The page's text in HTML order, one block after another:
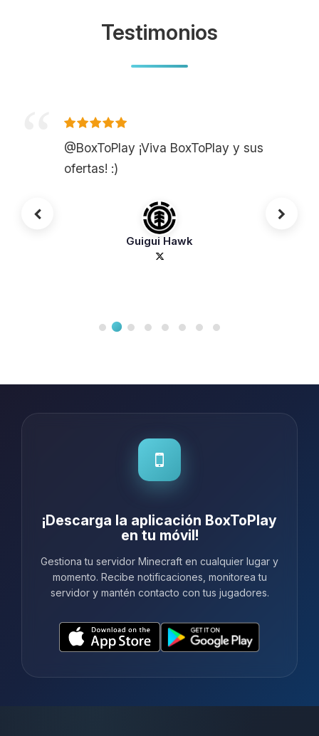
Testimonios
@BoxToPlay ¡Viva BoxToPlay y sus
ofertas! :)
Guigui Hawk
¡Descarga la aplicación BoxToPlay
en tu móvil!
Gestiona tu servidor Minecraft en cualquier lugar y
momento. Recibe notificaciones, monitorea tu
servidor y mantén contacto con tus jugadores.